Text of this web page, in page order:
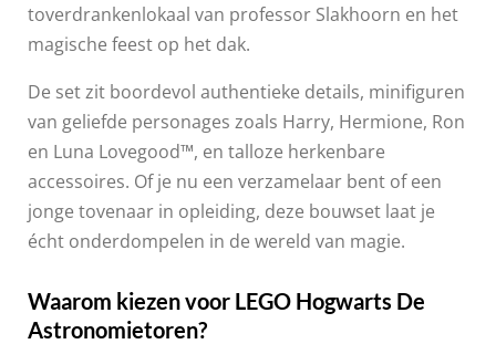
toverdrankenlokaal van professor Slakhoorn en het
magische feest op het dak.
De set zit boordevol authentieke details, minifiguren
van geliefde personages zoals Harry, Hermione, Ron
en Luna Lovegood™, en talloze herkenbare
accessoires. Of je nu een verzamelaar bent of een
jonge tovenaar in opleiding, deze bouwset laat je
écht onderdompelen in de wereld van magie.
Waarom kiezen voor LEGO Hogwarts De
Astronomietoren?